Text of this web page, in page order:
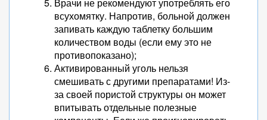
всухомятку. Напротив, больной должен
запивать каждую таблетку большим
количеством воды (если ему это не
противопоказано);
Активированный уголь нельзя
смешивать с другими препаратами! Из-
за своей пористой структуры он может
впитывать отдельные полезные